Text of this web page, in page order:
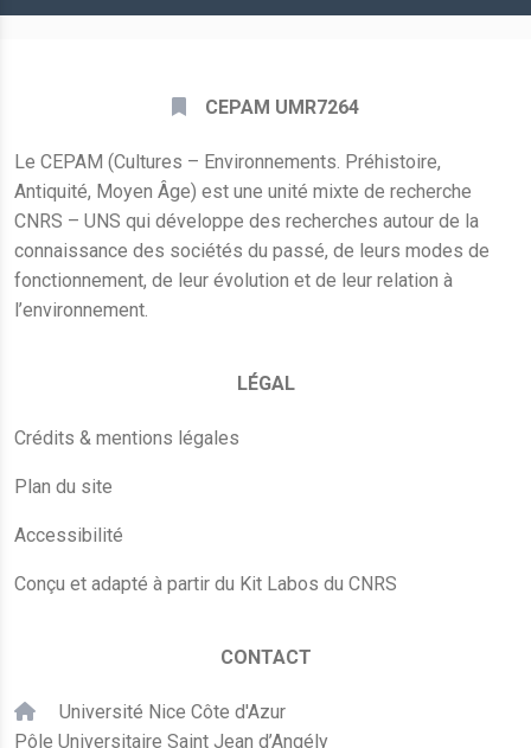
CEPAM UMR7264
Le CEPAM (Cultures – Environnements. Préhistoire,
Antiquité, Moyen Âge) est une unité mixte de recherche
CNRS – UNS qui développe des recherches autour de la
connaissance des sociétés du passé, de leurs modes de
fonctionnement, de leur évolution et de leur relation à
l’environnement.
LÉGAL
Crédits & mentions légales
Plan du site
Accessibilité
Conçu et adapté à partir du Kit Labos du CNRS
CONTACT
Université Nice Côte d'Azur
Pôle Universitaire Saint Jean d’Angély